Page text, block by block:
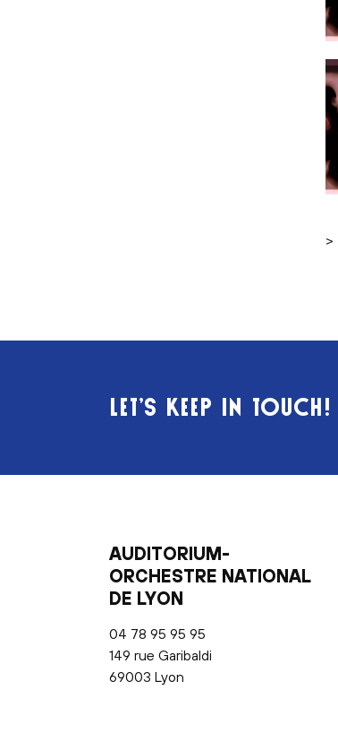
>
LET’S KEEP IN TOUCH!
AUDITORIUM-
ORCHESTRE NATIONAL
DE LYON
04 78 95 95 95
149 rue Garibaldi
69003 Lyon